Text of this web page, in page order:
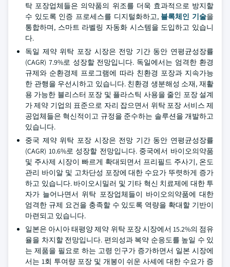
탁 포장업체들은 의약품의 위조를 더욱 효과적으로 방지할
수 있도록 인증 프로세스를 디지털화하고, 블록체인 기술을
통합하며, 스마트 라벨링 자동화 시스템을 도입하고 있습니
다.
독일 제약 위탁 포장 시장은 전망 기간 동안 연평균성장률
(CAGR) 7.9%로 성장할 전망입니다. 독일에서는 엄격한 환경
규제와 순환경제 프로그램에 따라 친환경 포장과 지속가능
한 관행을 우선시하고 있습니다. 친환경 생분해성 소재, 재활
용 가능한 블리스터 포장 및 플라스틱 사용을 줄인 포장 설계
가 제약 기업의 표준으로 자리 잡으면서 위탁 포장 서비스 제
공업체들은 혁신적이고 규정을 준수하는 솔루션을 개발하고
있습니다.
중국 제약 위탁 포장 시장은 전망 기간 동안 연평균성장률
(CAGR) 10.6%로 성장할 전망입니다. 중국에서 바이오의약품
및 주사제 시장이 빠르게 확대되면서 프리필드 주사기, 온도
관리 바이알 및 고차단성 포장에 대한 수요가 뚜렷하게 증가
하고 있습니다. 바이오시밀러 및 기타 혁신 치료제에 대한 투
자가 늘어나면서 위탁 포장업체들이 바이오의약품에 대한
엄격한 규제 요건을 충족할 수 있도록 역량을 확대할 기반이
마련되고 있습니다.
일본은 아시아 태평양 제약 위탁 포장 시장에서 15.2%의 점유
율을 차지할 전망입니다. 편의성과 복약 순응도를 높일 수 있
는 제품을 필요로 하는 고령 인구가 증가하면서 일본 시장에
서는 1회 투여량 포장 및 개봉이 쉬운 사셰에 대한 수요가 증